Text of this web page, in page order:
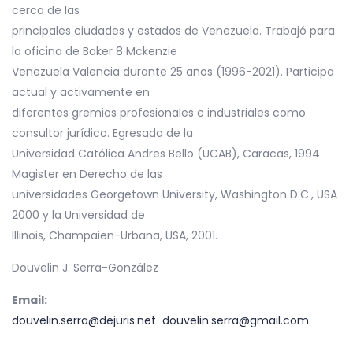
cerca de las
principales ciudades y estados de Venezuela. Trabajó para
la oficina de Baker 8 Mckenzie
Venezuela Valencia durante 25 años (1996-2021). Participa
actual y activamente en
diferentes gremios profesionales e industriales como
consultor jurídico. Egresada de la
Universidad Católica Andres Bello (UCAB), Caracas, 1994.
Magister en Derecho de las
universidades Georgetown University, Washington D.C., USA
2000 y la Universidad de
Illinois, Champaien-Urbana, USA, 2001.
Douvelin J. Serra-González
Email:
douvelin.serra@dejuris.net douvelin.serra@gmail.com